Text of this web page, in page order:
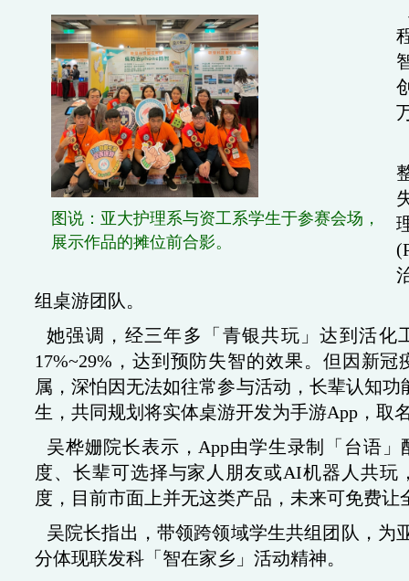
图说：亚大护理系与资工系学生于参赛会场，
展示作品的摊位前合影。
组桌游团队。
她强调，经三年多「青银共玩」达到活
17%~29%，达到预防失智的效果。但因新
属，深怕因无法如往常参与活动，长辈认知
生，共同规划将实体桌游开发为手游App，取
吴桦姗院长表示，App由学生录制「台语
度、长辈可选择与家人朋友或AI机器人共
度，目前市面上并无这类产品，未来可免费让
吴院长指出，带领跨领域学生共组团队，为
分体现联发科「智在家乡」活动精神。